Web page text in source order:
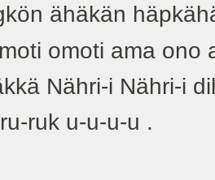
ähäkän
omoti ama ono
Nähri-i Nähri-i
ruk u-u-u-u .